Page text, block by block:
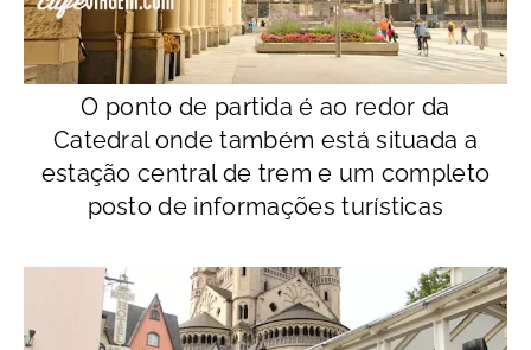
O ponto de partida é ao redor da
Catedral onde também está situada a
estação central de trem e um completo
posto de informações turísticas